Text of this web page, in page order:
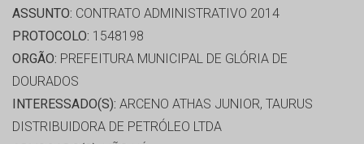
ASSUNTO: CONTRATO ADMINISTRATIVO 2014
PROTOCOLO: 1548198
ORGÃO: PREFEITURA MUNICIPAL DE GLÓRIA DE
DOURADOS
INTERESSADO(S): ARCENO ATHAS JUNIOR, TAURUS
DISTRIBUIDORA DE PETRÓLEO LTDA